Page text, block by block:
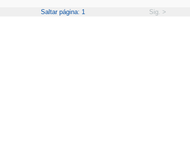
Saltar página: 1 Sig. >